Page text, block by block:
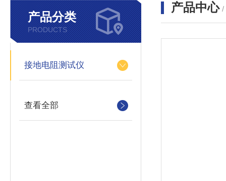
产品分类
PRODUCTS
接地电阻测试仪
查看全部
产品中心 /